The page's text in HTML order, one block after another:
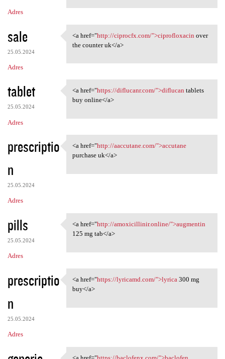
Adres
sale
25.05.2024
Adres
<a href="http://ciprocfx.com/
<a href="http://ciprocfx.com/">ciprofloxacin over
the counter uk</a>
tablet
25.05.2024
Adres
<a href="https://diflucanr
<a href="https://diflucanr.com/">diflucan tablets
buy online</a>
prescriptio
n
25.05.2024
Adres
<a href="http://aaccutane.com
<a href="http://aaccutane.com/">accutane
purchase uk</a>
pills
25.05.2024
Adres
<a href="http://amoxicillinir
<a href="http://amoxicillinir.online/">augmentin
125 mg tab</a>
prescriptio
n
25.05.2024
Adres
<a href="https://lyricamd.com
<a href="https://lyricamd.com/">lyrica 300 mg
buy</a>